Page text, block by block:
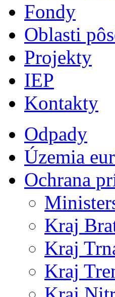
Fondy
Oblasti
Projekty
IEP
Kontakty
Odpady
Územia
Ochrana
Kraj
Kraj
Kraj